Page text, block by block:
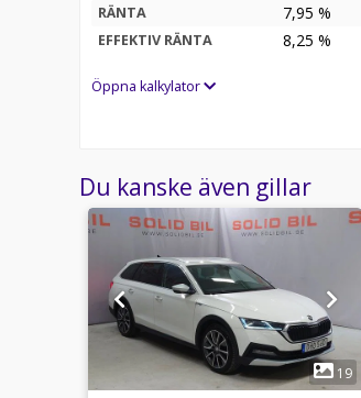
RÄNTA 7,95 %
EFFEKTIV RÄNTA 8,25 %
Öppna kalkylator
Du kanske även gillar
1
19